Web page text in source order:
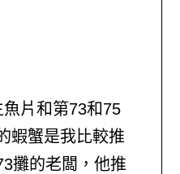
片和第73和75
蝦蟹是我比較推
攤的老闆，他推